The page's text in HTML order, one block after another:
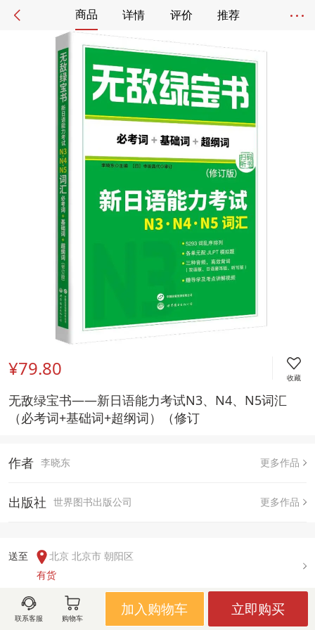
商品 详情 评价 推荐
¥79.80 收藏
无敌绿宝书——新日语能力考试N3、N4、N5词汇
（必考词+基础词+超纲词）（修订
作者 李晓东 更多作品
出版社 世界图书出版公司 更多作品
送至
北京 北京市 朝阳区
有货
用户评论(
联系客服 购物车
加入购物车 立即购买